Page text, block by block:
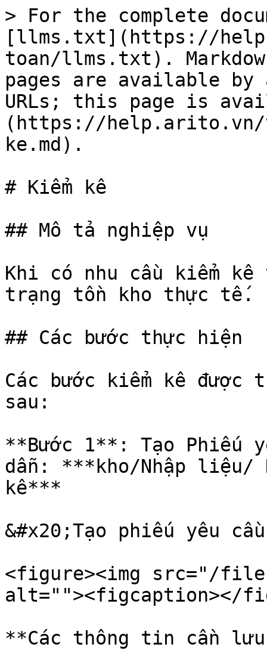
> For the complete
[llms.txt](https://
toan/llms.txt).
pages are available by
URLs; this page is
(https://help.arito.vn/
ke.md).
# Kiểm kê
## Mô tả nghiệp vụ
Khi có nhu cầu kiểm
trạng tồn kho thực tế.
## Các bước thực hiện
Các bước kiểm kê được
sau:
**Bước 1**: Tạo Phiếu
dẫn: ***kho/Nhập liệu/
kê***
&#x20;Tạo phiếu yêu
<figure><img src="/files/
alt=""><figcaption></
**Các thông tin cần